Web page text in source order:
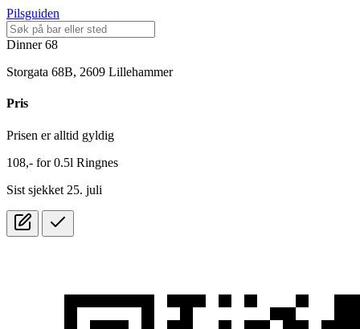
Pilsguiden
Dinner 68
Storgata 68B, 2609 Lillehammer
Pris
Prisen er alltid gyldig
108,- for0.5l Ringnes
Sist sjekket 25. juli